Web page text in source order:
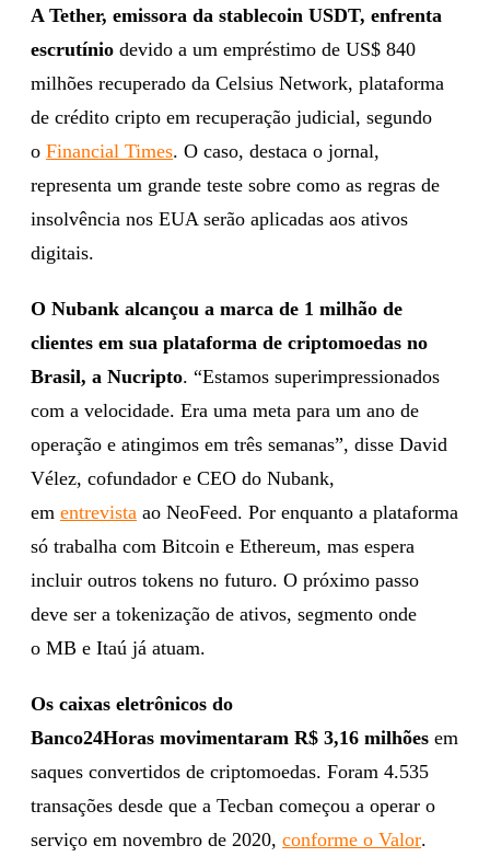
A Tether, emissora da stablecoin USDT, enfrenta
escrutínio devido a um empréstimo de US$ 840
milhões recuperado da Celsius Network, plataforma
de crédito cripto em recuperação judicial, segundo
o Financial Times. O caso, destaca o jornal,
representa um grande teste sobre como as regras de
insolvência nos EUA serão aplicadas aos ativos
digitais.
O Nubank alcançou a marca de 1 milhão de
clientes em sua plataforma de criptomoedas no
Brasil, a Nucripto. “Estamos superimpressionados
com a velocidade. Era uma meta para um ano de
operação e atingimos em três semanas”, disse David
Vélez, cofundador e CEO do Nubank,
em entrevista ao NeoFeed. Por enquanto a plataforma
só trabalha com Bitcoin e Ethereum, mas espera
incluir outros tokens no futuro. O próximo passo
deve ser a tokenização de ativos, segmento onde
o MB e Itaú já atuam.
Os caixas eletrônicos do
Banco24Horas movimentaram R$ 3,16 milhões em
saques convertidos de criptomoedas. Foram 4.535
transações desde que a Tecban começou a operar o
serviço em novembro de 2020, conforme o Valor.